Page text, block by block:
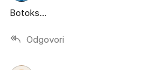
Botoks...
Odgovori